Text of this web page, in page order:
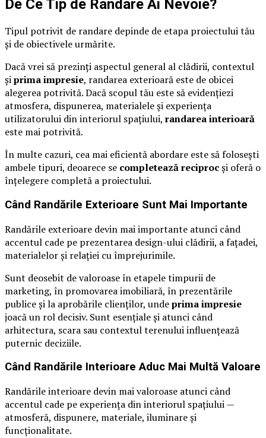
De Ce Tip de Randare Ai Nevoie?
Tipul potrivit de randare depinde de etapa proiectului tău
și de obiectivele urmărite.
Dacă vrei să prezinți aspectul general al clădirii, contextul
șiprima impresie, randarea exterioară este de obicei
alegerea potrivită. Dacă scopul tău este să evidențiezi
atmosfera, dispunerea, materialele și experiența
utilizatorului din interiorul spațiului, randarea interioară
este mai potrivită.
În multe cazuri, cea mai eficientă abordare este să folosești
ambele tipuri, deoarece se completează reciprocși oferă o
înțelegere completă a proiectului.
Când Randările Exterioare Sunt Mai Importante
Randările exterioare devin mai importante atunci când
accentul cade pe prezentarea design-ului clădirii, a fațadei,
materialelor și relației cu împrejurimile.
Sunt deosebit de valoroase în etapele timpurii de
marketing, în promovarea imobiliară, în prezentările
publice și la aprobările clienților, undeprima impresie
joacă un rol decisiv. Sunt esențiale și atunci când
arhitectura, scara sau contextul terenului influențează
puternic deciziile.
Când Randările Interioare Aduc Mai Multă Valoare
Randările interioare devin mai valoroase atunci când
accentul cade pe experiența din interiorul spațiului —
atmosferă, dispunere, materiale, iluminare și
funcționalitate.